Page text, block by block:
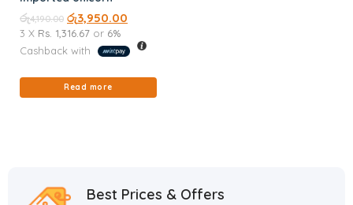
රු4,190.00 රු3,950.00
3 X Rs. 1,316.67 or 6%
Cashback with
Read more
Best Prices & Offers